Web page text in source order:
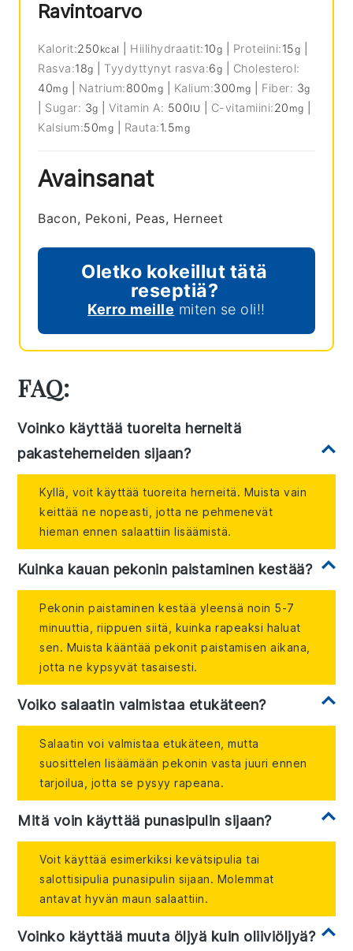
Ravintoarvo
Kalorit:250 kcal Hiilihydraatit:10g Proteiini:15g
Rasva:18g Tyydyttynyt rasva:6g
Cholesterol:
40mg Natrium:800mg Kalium:300 mg Fiber: 3g
Sugar: 3g |Vitamin A: 500IU C-vitamiini:20 mg
Kalsium:50mg Rauta:1.5mg
Avainsanat
Bacon, Pekoni, Peas, Herneet
Oletko kokeillut tätä
reseptiä?
Kerro meille miten se oli!!
FAQ:
Voinko käyttää tuoreita herneitä
pakasteherneiden sijaan?
Kyllä, voit käyttää tuoreita herneitä. Muista vain
keittää ne nopeasti, jotta ne pehmenevät
hieman ennen salaattiin lisäämistä.
Kuinka kauan pekonin paistaminen kestää?
Pekonin paistaminen kestää yleensä noin 5-7
minuuttia, riippuen siitä, kuinka rapeaksi haluat
sen. Muista kääntää pekonit paistamisen aikana,
jotta ne kypsyvät tasaisesti.
Voiko salaatin valmistaa etukäteen?
Salaatin voi valmistaa etukäteen, mutta
suosittelen lisäämään pekonin vasta juuri ennen
tarjoilua, jotta se pysyy rapeana.
Mitä voin käyttää punasipulin sijaan?
Voit käyttää esimerkiksi kevätsipulia tai
salottisipulia punasipulin sijaan. Molemmat
antavat hyvän maun salaattiin.
Voinko käyttää muuta öljyä kuin oliiviöljyä?